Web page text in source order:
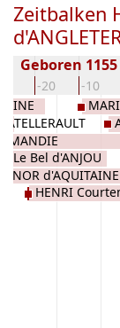
Zeitbalken
-20 -10
Geboren 1155
Le Bel d'ANJOU
d'AQUITAINE
HENRI